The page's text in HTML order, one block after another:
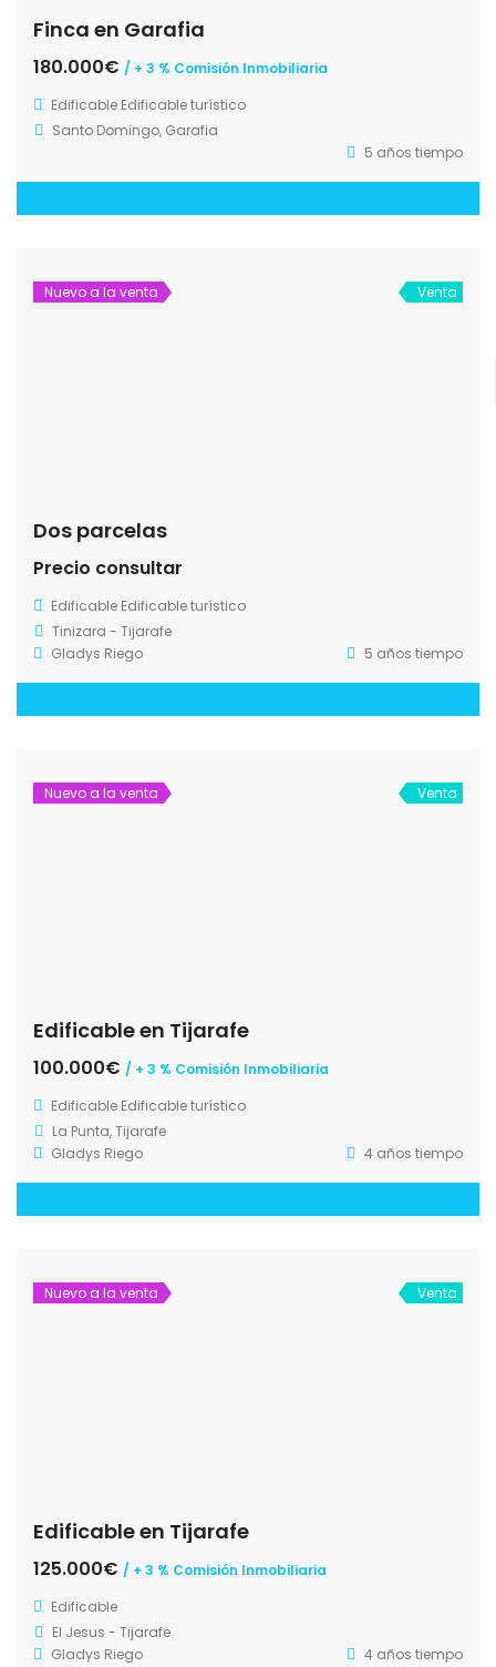
Finca en Garafia
180.000€ / + 3 % Comisión Inmobiliaria
Edificable Edificable turístico
Santo Domingo, Garafia
5 años tiempo
Nuevo a la venta Venta
Dos parcelas
Precio consultar
Edificable Edificable turístico
Tinizara - Tijarafe
Gladys Riego
5 años tiempo
Nuevo a la venta Venta
Edificable en Tijarafe
100.000€ / + 3 % Comisión Inmobiliaria
Edificable Edificable turístico
La Punta, Tijarafe
Gladys Riego
4 años tiempo
Nuevo a la venta Venta
Edificable en Tijarafe
125.000€ / + 3 % Comisión Inmobiliaria
Edificable
El Jesus - Tijarafe
Gladys Riego
4 años tiempo